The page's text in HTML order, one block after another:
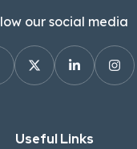
our social media
Useful Links